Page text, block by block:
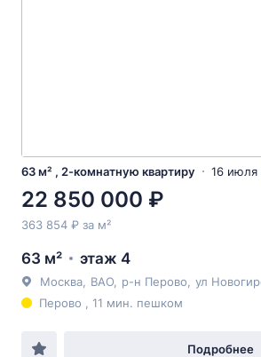
63 м² , 2-комнатную квартиру 16 июля
22 850 000 ₽
363 854 ₽ за м²
63 м² этаж 4
Москва ВАО р-н Перово ул
Перово , 11 мин. пешком
Подробнее